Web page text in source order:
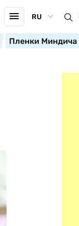
RU
Пленки Миндича